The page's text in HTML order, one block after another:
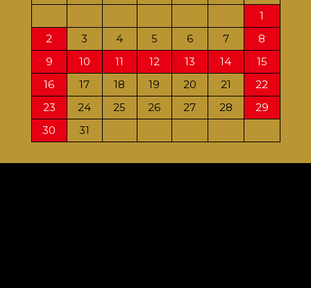
1
2
3 4 5 6 7
8
9
10 11 12 13 14
15
16
17 18 19 20 21
22
23
24 25 26 27 28
29
30
31